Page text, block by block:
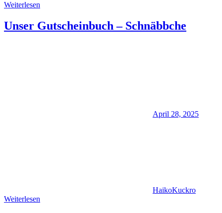
Weiterlesen
Unser Gutscheinbuch – Schnäbbche
April 28, 2025
HaikoKuckro
Weiterlesen